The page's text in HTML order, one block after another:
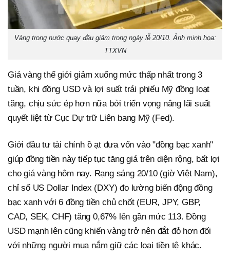
Vàng trong nước quay đầu giảm trong ngày lễ 20/10. Ảnh minh họa:
TTXVN
Giá vàng thế giới giảm xuống mức thấp nhất trong 3
tuần, khi đồng USD và lợi suất trái phiếu Mỹ đồng loạt
tăng, chịu sức ép hơn nữa bởi triển vọng nâng lãi suất
quyết liệt từ Cục Dự trữ Liên bang Mỹ (Fed).
Giới đầu tư tài chính ồ ạt đưa vốn vào "đồng bạc xanh"
giúp đồng tiền này tiếp tục tăng giá trên diện rộng, bất lợi
cho giá vàng hôm nay. Rạng sáng 20/10 (giờ Việt Nam),
chỉ số US Dollar Index (DXY) đo lường biến động đồng
bạc xanh với 6 đồng tiền chủ chốt (EUR, JPY, GBP,
CAD, SEK, CHF) tăng 0,67% lên gần mức 113. Đồng
USD mạnh lên cũng khiến vàng trở nên đắt đỏ hơn đối
với những người mua nắm giữ các loại tiền tệ khác.